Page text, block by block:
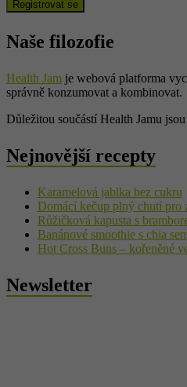
Naše filozofie
Health Jam je webová platforma
správně konzumovat a kombinovat.
Důležitou součástí Health Jamu jsou
Nejnovější recepty
Karamelová jablka bez cukru
Domácí kečup plný chutí pro
Růžičková kapusta s
Banánové smoothie s chia
Hot Cross Buns – kořeněné
Newsletter